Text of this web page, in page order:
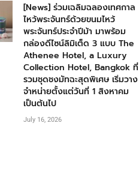
[News] ร่วมเฉลิมฉลองเทศกาล
ไหว้พระจันทร์ด้วยขนมไหว้
พระจันทร์ประจำปีม้า มาพร้อม
กล่องดีไซน์ลิมิเต็ด 3 แบบ The
Athenee Hotel, a Luxury
Collection Hotel, Bangkok ที่
รวมชุดชงมัทฉะสุดพิเศษ เริ่มวาง
จำหน่ายตั้งแต่วันที่ 1 สิงหาคม
เป็นต้นไป
July 16, 2026